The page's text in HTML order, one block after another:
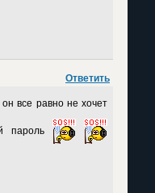
Ответить
все равно не хочет
пароль